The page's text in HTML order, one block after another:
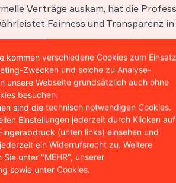
Verträge auskam, hat die
Fairness und Transparenz
Immer
Aktuelle Urteile
und kompetent
kommen verschiedene Cookies zum
Zwecken und solche zu Analyse-
unsere Webseite grundsätzlich auch ohne
besuchen.
sind die technisch notwendigen Cookies.
Einstellungen jederzeit durch Klicken auf
(unten links) einsehen und
ein Widerrufsrecht zu. Weitere
unter "MEHR", unserer
sowie unter Cookies.